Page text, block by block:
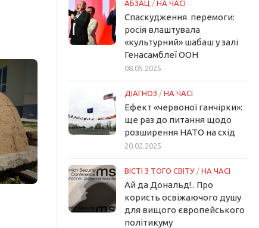
АБЗАЦ / НА ЧАСІ
Спаскудження перемоги:
росія влаштувала
«культурний» шабаш у залі
Генасамблеї ООН
08.05.2025
ДІАГНОЗ / НА ЧАСІ
Ефект «червоної ганчірки»:
ще раз до питання щодо
розширення НАТО на схід
20.02.2025
ВІСТІ З ТОГО СВІТУ / НА ЧАСІ
Ай да Дональд!.. Про
користь освіжаючого душу
для вищого європейського
політикуму